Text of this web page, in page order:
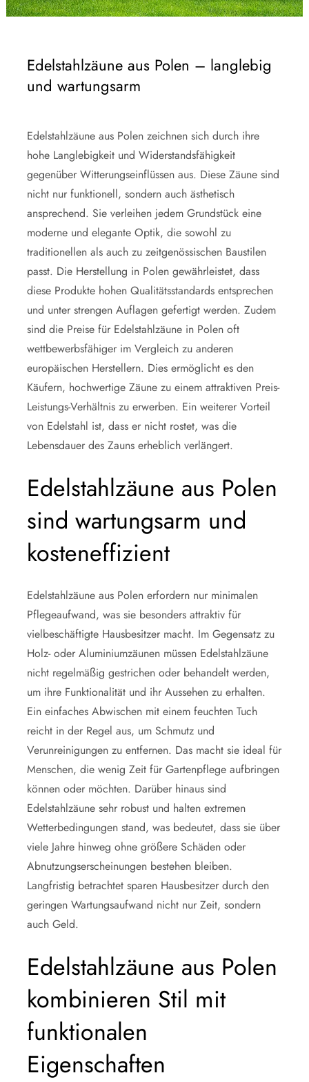
Edelstahlzäune aus Polen – langlebig
und wartungsarm
Edelstahlzäune aus Polen zeichnen sich durch ihre
hohe Langlebigkeit und Widerstandsfähigkeit
gegenüber Witterungseinflüssen aus. Diese Zäune sind
nicht nur funktionell, sondern auch ästhetisch
ansprechend. Sie verleihen jedem Grundstück eine
moderne und elegante Optik, die sowohl zu
traditionellen als auch zu zeitgenössischen Baustilen
passt. Die Herstellung in Polen gewährleistet, dass
diese Produkte hohen Qualitätsstandards entsprechen
und unter strengen Auflagen gefertigt werden. Zudem
sind die Preise für Edelstahlzäune in Polen oft
wettbewerbsfähiger im Vergleich zu anderen
europäischen Herstellern. Dies ermöglicht es den
Käufern, hochwertige Zäune zu einem attraktiven Preis-
Leistungs-Verhältnis zu erwerben. Ein weiterer Vorteil
von Edelstahl ist, dass er nicht rostet, was die
Lebensdauer des Zauns erheblich verlängert.
Edelstahlzäune aus Polen
sind wartungsarm und
kosteneffizient
Edelstahlzäune aus Polen erfordern nur minimalen
Pflegeaufwand, was sie besonders attraktiv für
vielbeschäftigte Hausbesitzer macht. Im Gegensatz zu
Holz- oder Aluminiumzäunen müssen Edelstahlzäune
nicht regelmäßig gestrichen oder behandelt werden,
um ihre Funktionalität und ihr Aussehen zu erhalten.
Ein einfaches Abwischen mit einem feuchten Tuch
reicht in der Regel aus, um Schmutz und
Verunreinigungen zu entfernen. Das macht sie ideal für
Menschen, die wenig Zeit für Gartenpflege aufbringen
können oder möchten. Darüber hinaus sind
Edelstahlzäune sehr robust und halten extremen
Wetterbedingungen stand, was bedeutet, dass sie über
viele Jahre hinweg ohne größere Schäden oder
Abnutzungserscheinungen bestehen bleiben.
Langfristig betrachtet sparen Hausbesitzer durch den
geringen Wartungsaufwand nicht nur Zeit, sondern
auch Geld.
Edelstahlzäune aus Polen
kombinieren Stil mit
funktionalen
Eigenschaften